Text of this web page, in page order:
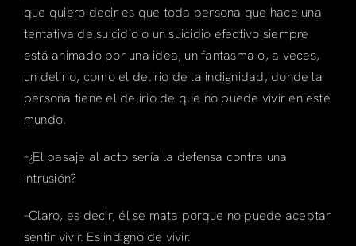
que quiero decir es que toda persona que hace una
tentativa de suicidio o un suicidio efectivo siempre
está animado por una idea, un fantasma o, a veces,
un delirio, como el delirio de la indignidad, donde la
persona tiene el delirio de que no puede vivir en este
mundo.
–¿El pasaje al acto sería la defensa contra una
intrusión?
–Claro, es decir, él se mata porque no puede aceptar
sentir vivir. Es indigno de vivir.